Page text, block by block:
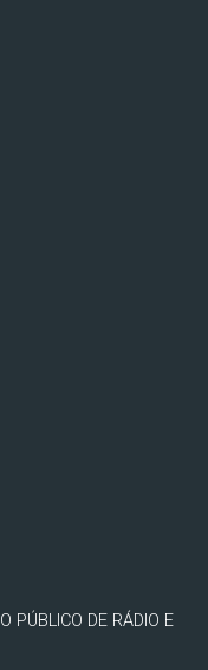
PÚBLICO DE RÁDIO E